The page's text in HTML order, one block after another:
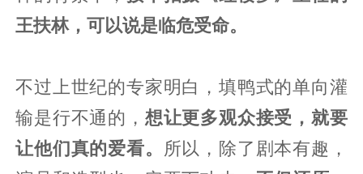
王扶林，可以说是临危受命。
不过上世纪的专家明白，填鸭式的单向灌
输是行不通的， 想让更多观众接受，就要
让他们真的爱看。 所以，除了剧本有趣，